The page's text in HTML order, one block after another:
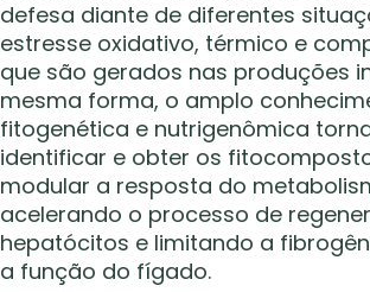
defesa diante de diferentes
estresse oxidativo, térmico e
que são gerados nas produções
mesma forma, o amplo
fitogenética e nutrigenômica
identificar e obter os
modular a resposta do
acelerando o processo de
hepatócitos e limitando a
a função do fígado.